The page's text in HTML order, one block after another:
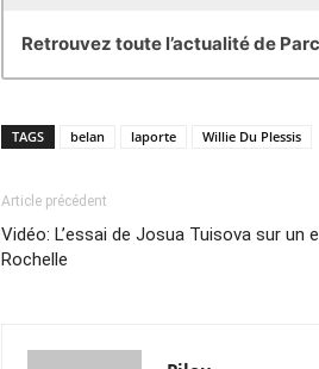
Retrouvez toute l’actualité de
TAGS belan laporte Willie Du Plessis
Article précédent
Vidéo: L’essai de Josua Tuisova sur un
Rochelle